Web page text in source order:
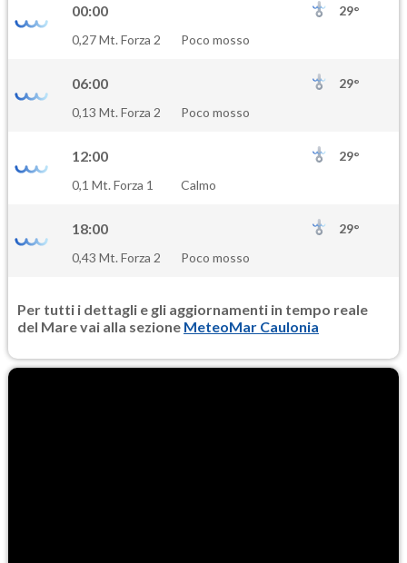
00:00
29°
0,27 Mt. Forza 2
Poco mosso
06:00
29°
0,13 Mt. Forza 2
Poco mosso
12:00
29°
0,1 Mt. Forza 1
Calmo
18:00
29°
0,43 Mt. Forza 2
Poco mosso
Per tutti i dettagli e gli aggiornamenti in tempo reale
del Mare vai alla sezione MeteoMar Caulonia